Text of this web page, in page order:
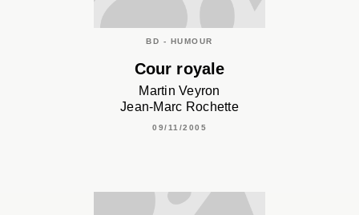
BD - HUMOUR
Cour royale
Martin Veyron
Jean-Marc Rochette
09/11/2005